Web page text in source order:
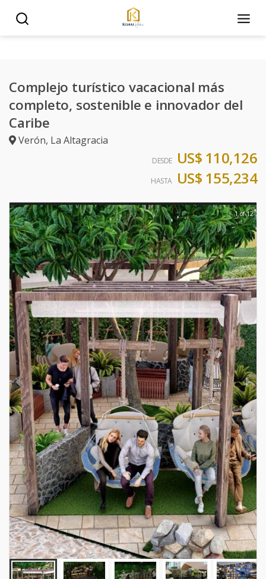
Complejo turístico vacacional más
completo, sostenible e innovador del
Caribe
Verón, La Altagracia
DESDE US$ 110,126
HASTA US$ 155,234
1 of 12